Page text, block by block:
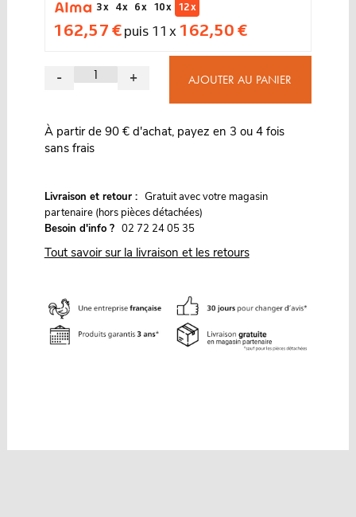
3 x
4 x 6 x 10 x 12 x
162,57 €puis 11 x 162,50 €
- + AJOUTER AU PANIER
À partir de 90 € d'achat, payez en 3 ou 4 fois
sans frais
Livraison et retour : Gratuit avec votre magasin
partenaire (hors pièces détachées)
Besoin d'info ? 02 72 24 05 35
Tout savoir sur la livraison et les retours